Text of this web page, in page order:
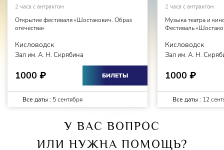
2 часа с антрактом
Открытие фестиваля «Шостакович. Образ
отечества»
Кисловодск
Зал им. А. Н. Скрябина
1000 ₽ БИЛЕТЫ
Все даты : 5 сентября
2 часа с антрактом
Музыка театра и
Фестиваль
Кисловодск
Зал им. А. Н.
1000 ₽
Все даты : 12
У ВАС ВОПРОС
ИЛИ НУЖНА ПОМОЩЬ?